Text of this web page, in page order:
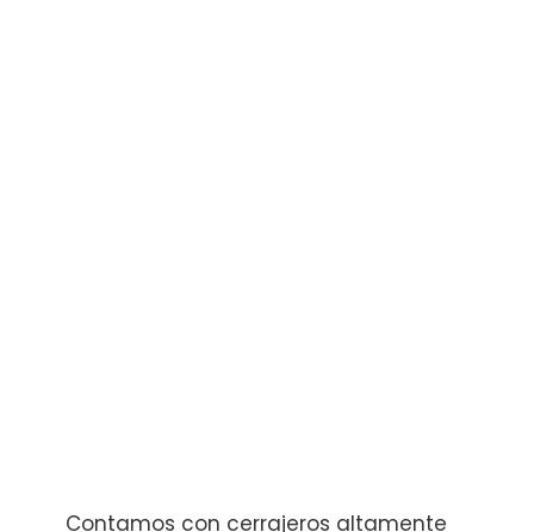
Contamos con cerrajeros altamente